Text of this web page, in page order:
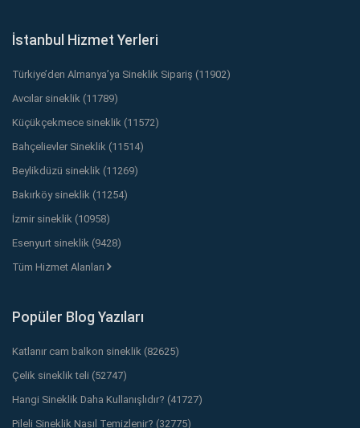
İstanbul Hizmet Yerleri
Türkiye’den Almanya’ya Sineklik Sipariş (11902)
Avcılar sineklik (11789)
Küçükçekmece sineklik (11572)
Bahçelievler Sineklik (11514)
Beylikdüzü sineklik (11269)
Bakırköy sineklik (11254)
İzmir sineklik (10958)
Esenyurt sineklik (9428)
Tüm Hizmet Alanları
Popüler Blog Yazıları
Katlanır cam balkon sineklik (82625)
Çelik sineklik teli (52747)
Hangi Sineklik Daha Kullanışlıdır? (41727)
Pileli Sineklik Nasıl Temizlenir? (32775)